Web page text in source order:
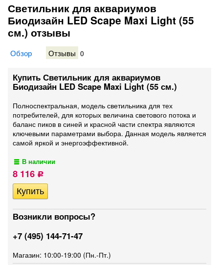
Светильник для аквариумов
Биодизайн LED Scape Maxi Light (55
см.) отзывы
Обзор Отзывы 0
Купить Светильник для аквариумов
Биодизайн LED Scape Maxi Light (55 см.)
Полноспектральная, модель светильника для тех
потребителей, для которых величина светового потока и
баланс пиков в синей и красной части спектра являются
ключевыми параметрами выбора. Данная модель является
самой яркой и энергоэффективной.
В наличии
8 116 Р
Возникли вопросы?
+7 (495) 144-71-47
Магазин: 10:00-19:00 (Пн.-Пт.)